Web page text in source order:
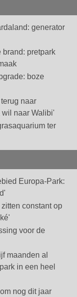
generator
brand: pretpark
boze
naar
naar Walibi'
ter
Europa-Park:
constant op
voor de
maanden al
in een heel
nog dit jaar